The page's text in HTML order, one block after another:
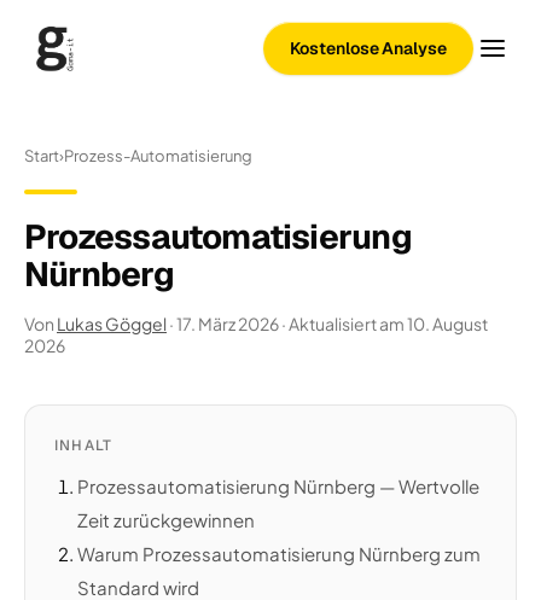
Kostenlose Analyse
Start›Prozess-Automatisierung
Prozessautomatisierung
Nürnberg
Von Lukas Göggel · 17. März 2026· Aktualisiert am 10. August
2026
INHALT
Prozessautomatisierung Nürnberg — Wertvolle
Zeit zurückgewinnen
Warum Prozessautomatisierung Nürnberg zum
Standard wird